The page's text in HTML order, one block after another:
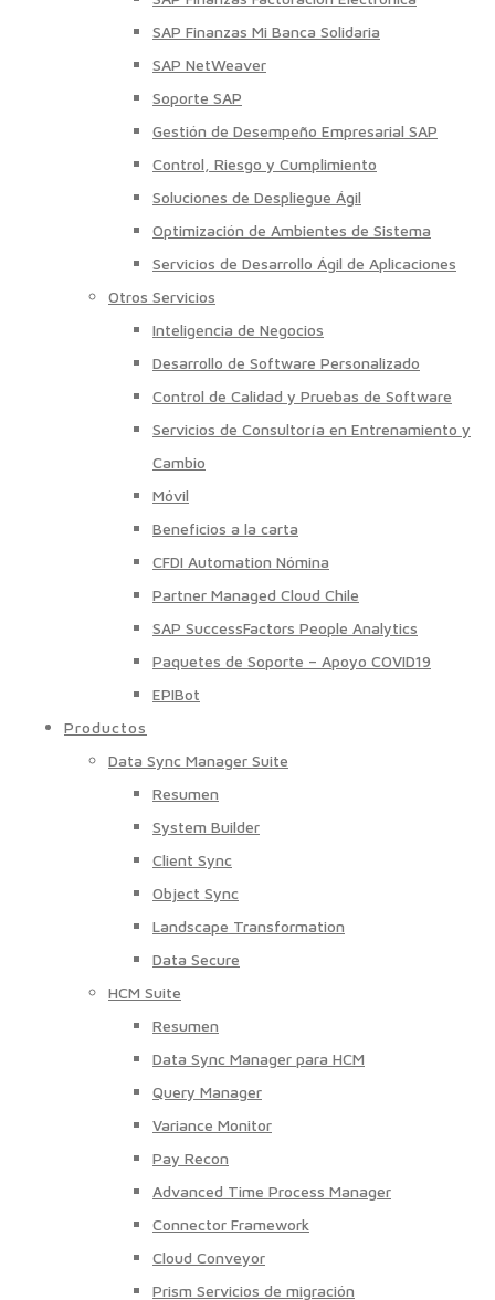
SAP Finanzas Mi Banca Solidaria
SAP NetWeaver
Soporte SAP
Gestión de Desempeño Empresarial SAP
Control, Riesgo y Cumplimiento
Soluciones de Despliegue Ágil
Optimización de Ambientes de Sistema
Servicios de Desarrollo Ágil de Aplicaciones
Otros Servicios
Inteligencia de Negocios
Desarrollo de Software Personalizado
Control de Calidad y Pruebas de Software
Servicios de Consultoría en Entrenamiento y
Cambio
Móvil
Beneficios a la carta
CFDI Automation Nómina
Partner Managed Cloud Chile
SAP SuccessFactors People Analytics
Paquetes de Soporte – Apoyo COVID19
EPIBot
Productos
Data Sync Manager Suite
Resumen
System Builder
Client Sync
Object Sync
Landscape Transformation
Data Secure
HCM Suite
Resumen
Data Sync Manager para HCM
Query Manager
Variance Monitor
Pay Recon
Advanced Time Process Manager
Connector Framework
Cloud Conveyor
Prism Servicios de migración